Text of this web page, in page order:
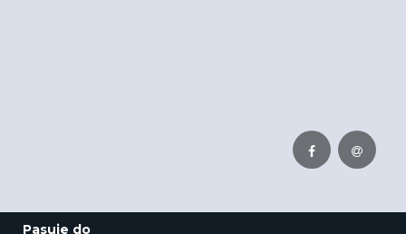
Pasuje do